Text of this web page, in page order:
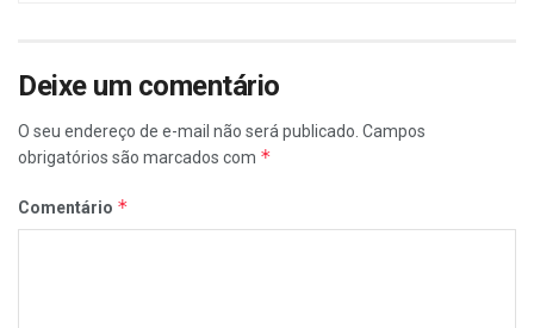
Deixe um comentário
O seu endereço de e-mail não será publicado. Campos
obrigatórios são marcados com *
Comentário *